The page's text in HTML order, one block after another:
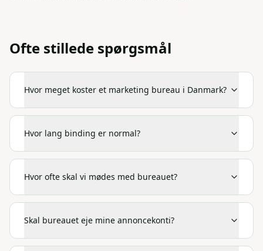
Ofte stillede spørgsmål
Hvor meget koster et marketing bureau i Danmark?
Hvor lang binding er normal?
Hvor ofte skal vi mødes med bureauet?
Skal bureauet eje mine annoncekonti?